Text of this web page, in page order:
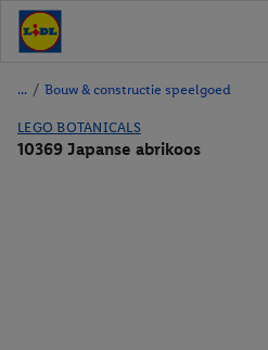
/ Bouw & constructie speelgoed
LEGO BOTANICALS
10369 Japanse abrikoos